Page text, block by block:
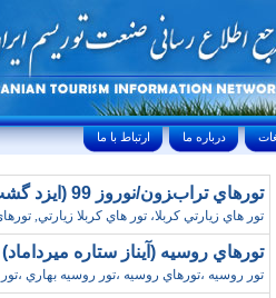
ارتباط با ما درباره ما
تورهاي ترابزون/نوروز 99 (ايزد گشت گيتي)
تور هاي زيارتي کربلا، تور هاي کربلا زيارتي,
تورهاي روسيه (آيناز ستاره ميرداماد)
تور روسيه ،تورهاي روسيه ،تور روسيه بهاري ،تور روسيه خرداد